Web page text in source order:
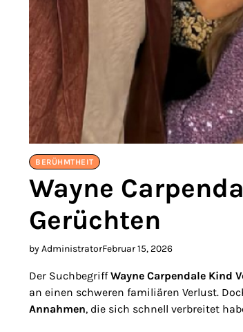
BERÜHMTHEIT
Wayne
Gerüchten
by AdministratorFebruar 15, 2026
Der SuchbegriffWayne Carpendale Kind
an einen schweren familiären Verlust.
Annahmen, die sich schnell verbreitet